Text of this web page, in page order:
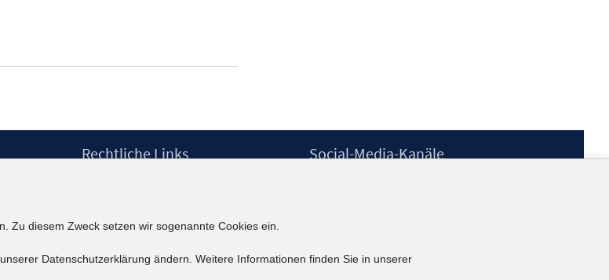
Rechtliche Links
Erklärung zur Barrierefreiheit
Social-Media-Kanäle
kununu
Zu diesem Zweck setzen wir sogenannte Cookies ein.
Datenschutzerklärung ändern. Weitere Informationen finden Sie in unserer